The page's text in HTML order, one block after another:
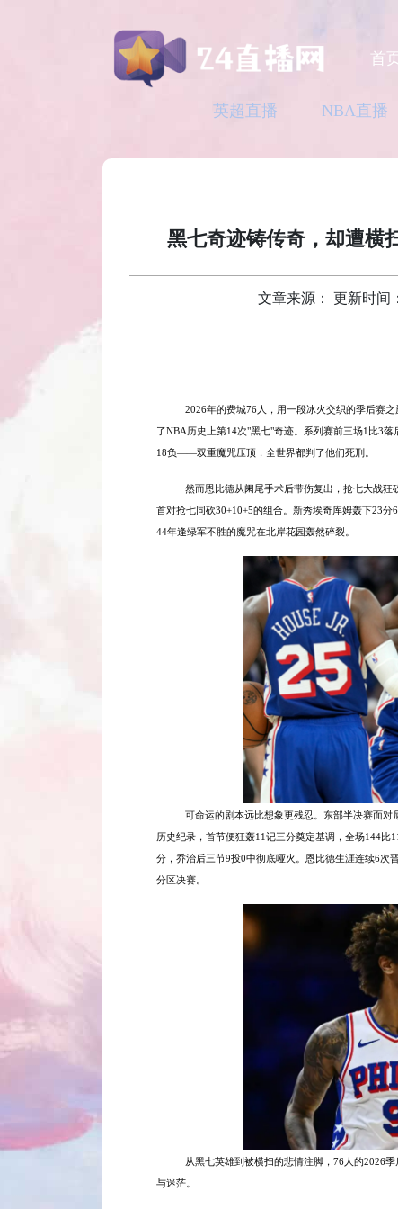
首页
英超直播 NBA直播
黑七奇迹铸传奇，却遭
文章来源： 更新时间
2026年的费城76人，用一段冰火交织的季后赛之
了NBA历史上第14次"黑七"奇迹。系列赛前三场1比3
18负——双重魔咒压顶，全世界都判了他们死刑。
然而恩比德从阑尾手术后带伤复出，抢七大战
首对抢七同砍30+10+5的组合。新秀埃奇库姆轰下23分
44年逢绿军不胜的魔咒在北岸花园轰然碎裂。
可命运的剧本远比想象更残忍。东部半决赛面对
历史纪录，首节便狂轰11记三分奠定基调，全场144
分，乔治后三节9投0中彻底哑火。恩比德生涯连续6次
分区决赛。
从黑七英雄到被横扫的悲情注脚， 76人的2026
与迷茫。